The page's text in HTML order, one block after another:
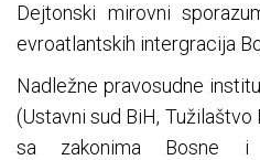
Dejtonski mirovni
evroatlantskih intergracija
Nadležne pravosudne
(Ustavni sud BiH, Tužilaštvo
sa zakonima Bosne i